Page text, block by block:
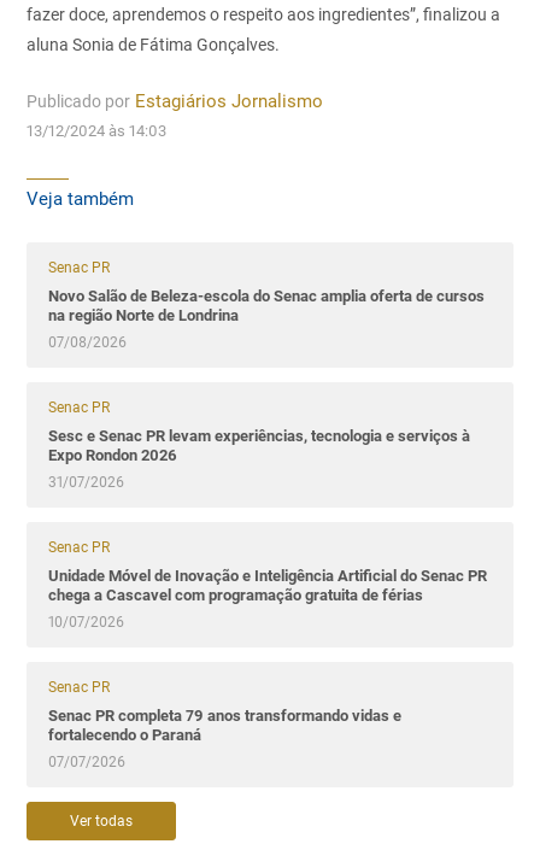
fazer doce, aprendemos o respeito aos ingredientes”, finalizou a
aluna Sonia de Fátima Gonçalves.
Publicado por Estagiários Jornalismo
13/12/2024 às 14:03
Veja também
Senac PR
Novo Salão de Beleza-escola do Senac amplia oferta de cursos
na região Norte de Londrina
07/08/2026
Senac PR
Sesc e Senac PR levam experiências, tecnologia e serviços à
Expo Rondon 2026
31/07/2026
Senac PR
Unidade Móvel de Inovação e Inteligência Artificial do Senac PR
chega a Cascavel com programação gratuita de férias
10/07/2026
Senac PR
Senac PR completa 79 anos transformando vidas e
fortalecendo o Paraná
07/07/2026
Ver todas